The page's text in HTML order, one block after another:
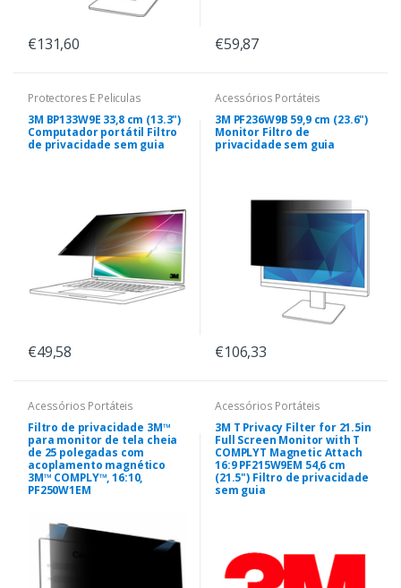
€131,60 €59,87
Protectores E Peliculas
3M BP133W9E 33,8 cm (13.3")
Computador portátil Filtro
de privacidade sem guia
€49,58
Acessórios Portáteis
3M PF236W9B 59,9 cm (23.6")
Monitor Filtro de
privacidade sem guia
€106,33
Acessórios Portáteis
Filtro de privacidade 3M™
para monitor de tela cheia
de 25 polegadas com
acoplamento magnético
3M™ COMPLY™, 16:10,
PF250W1EM
Acessórios Portáteis
3M T Privacy Filter for 21.5in
Full Screen Monitor with T
COMPLYT Magnetic Attach
16:9 PF215W9EM 54,6 cm
(21.5") Filtro de privacidade
sem guia